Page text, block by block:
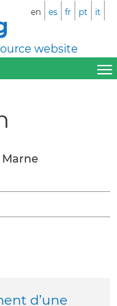
website
en es fr pt it
Marne
d’une